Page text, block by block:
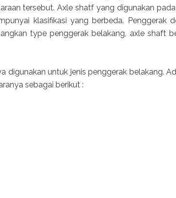
tersebut. Axle shatf yang digunakan
klasifikasi yang berbeda. Penggerak
type penggerak belakang, axle shaft
digunakan untuk jenis penggerak belakang.
sebagai berikut :